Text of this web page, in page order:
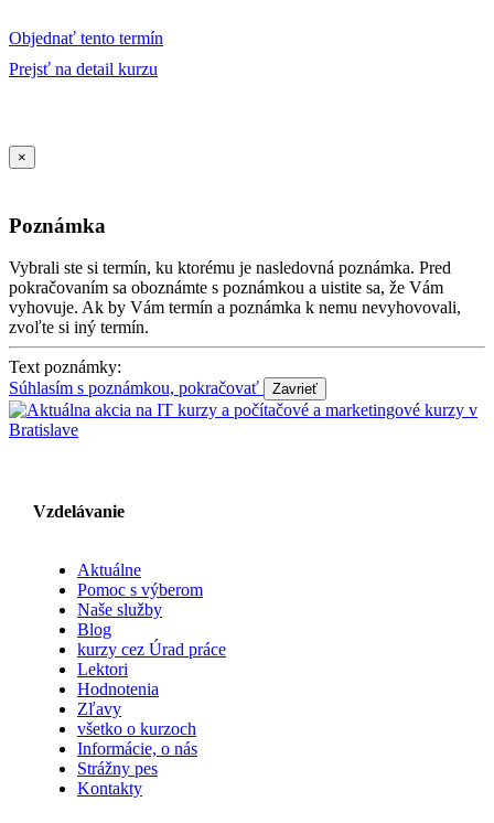
Objednať tento termín
Prejsť na detail kurzu
×
Poznámka
Vybrali ste si termín, ku ktorému je nasledovná poznámka. Pred
pokračovaním sa oboznámte s poznámkou a uistite sa, že Vám
vyhovuje. Ak by Vám termín a poznámka k nemu nevyhovovali,
zvoľte si iný termín.
Text poznámky:
Súhlasím s poznámkou, pokračovať
Vzdelávanie
Aktuálne
Pomoc s výberom
Naše služby
Blog
kurzy cez Úrad práce
Lektori
Hodnotenia
Zľavy
všetko o kurzoch
Informácie, o nás
Strážny pes
Kontakty